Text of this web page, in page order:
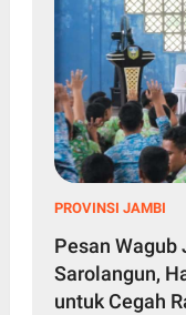
PROVINSI JAMBI
Pesan
Sarolangun,
untuk Cegah